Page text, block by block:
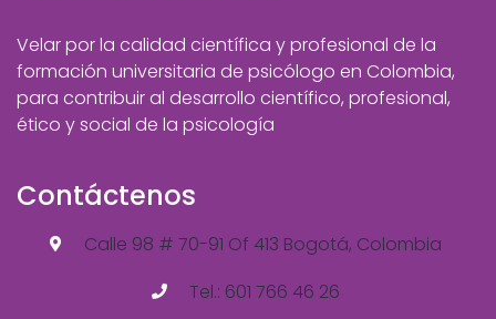
Velar por la calidad científica y profesional de la
formación universitaria de psicólogo en Colombia,
para contribuir al desarrollo científico, profesional,
ético y social de la psicología
Contáctenos
Calle 98 # 70-91 Of 413 Bogotá, Colombia
Tel.: 601 766 46 26